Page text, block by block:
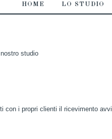
HOME LO STUDIO
studio
con i propri clienti il ricevimento